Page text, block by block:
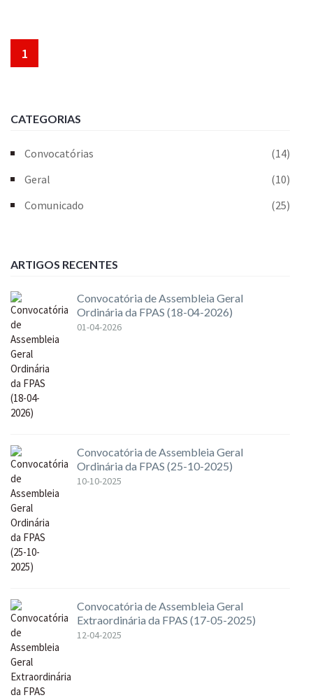
1
CATEGORIAS
Convocatórias
(14)
Geral
(10)
Comunicado
(25)
ARTIGOS RECENTES
Convocatória de Assembleia Geral
Ordinária da FPAS (18-04-2026)
01-04-2026
Convocatória de Assembleia Geral
Ordinária da FPAS (25-10-2025)
10-10-2025
Convocatória de Assembleia Geral
Extraordinária da FPAS (17-05-2025)
12-04-2025